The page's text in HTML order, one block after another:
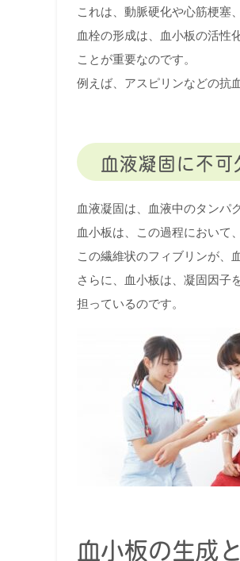
これは、動脈硬化や心筋梗塞
血栓の形成は、血小板の活性
ことが重要なのです。
例えば、アスピリンなどの抗
血液凝固に不可
血液凝固は、血液中のタンパ
血小板は、この過程において
この繊維状のフィブリンが、
さらに、血小板は、凝固因子
担っているのです。
血小板の生成